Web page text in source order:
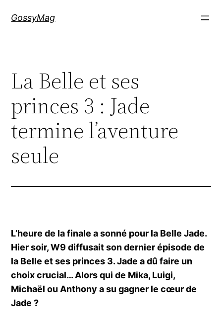
GossyMag
La Belle et ses
princes 3 : Jade
termine l’aventure
seule
L’heure de la finale a sonné pour la Belle Jade.
Hier soir, W9 diffusait son dernier épisode de
la Belle et ses princes 3. Jade a dû faire un
choix crucial… Alors qui de Mika, Luigi,
Michaël ou Anthony a su gagner le cœur de
Jade ?